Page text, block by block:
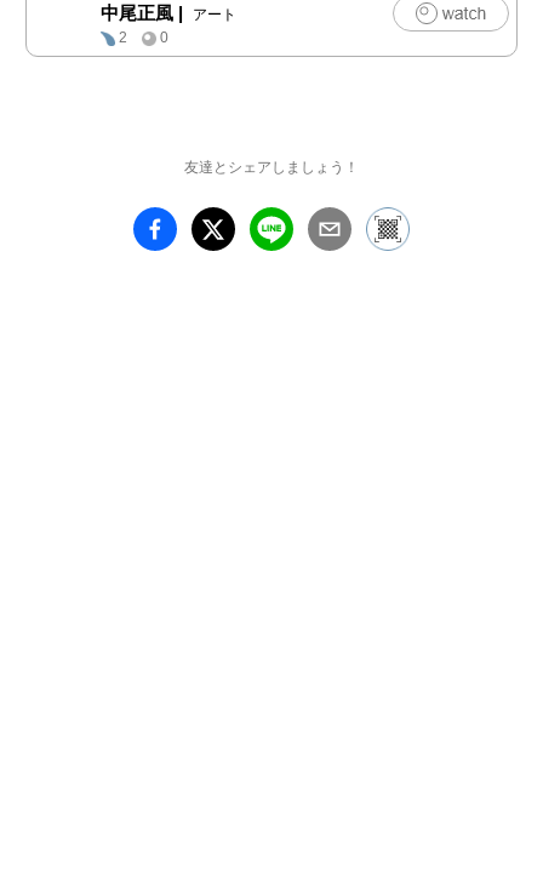
1989年生まれ
ョン講座 受講
中尾正風 |
アート
2
0
友達とシェアしましょう！